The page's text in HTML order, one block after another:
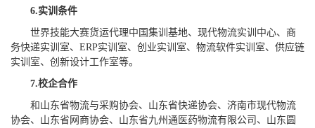
6.实训条件
世界技能大赛货运代理中国集训基地、现代物流实训中心、商
务快递实训室、ERP实训室、创业实训室、物流软件实训室、供应链
实训室、创新设计工作室等。
7.校企合作
和山东省物流与采购协会、山东省快递协会、济南市现代物流
协会、山东省网商协会、山东省九州通医药物流有限公司、山东圆